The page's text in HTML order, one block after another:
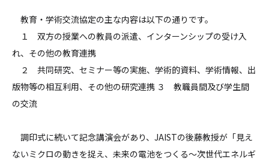
教育・学術交流協定の主な内容は以下の通りです。
１ 双方の授業への教員の派遣、インターンシップの受け入
れ、その他の教育連携
２ 共同研究、セミナー等の実施、学術的資料、学術情報、出
版物等の相互利用、その他の研究連携 ３ 教職員間及び学生間
の交流
調印式に続いて記念講演会があり、JAISTの後藤教授が「見え
ないミクロの動きを捉え、未来の電池をつくる～次世代エネルギ